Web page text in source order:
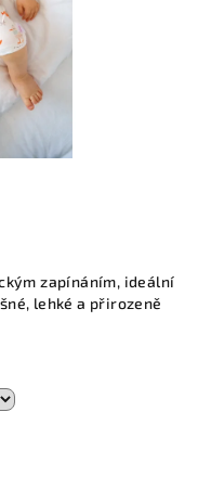
zapínáním, ideální
lehké a přirozeně